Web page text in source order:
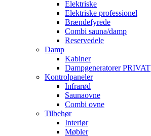
Elektriske
Elektriske professionel
Brændefyrede
Combi sauna/damp
Reservedele
Damp
Kabiner
Dampgeneratorer PRIVAT
Kontrolpaneler
Infrarød
Saunaovne
Combi ovne
Tilbehør
Interiør
Møbler